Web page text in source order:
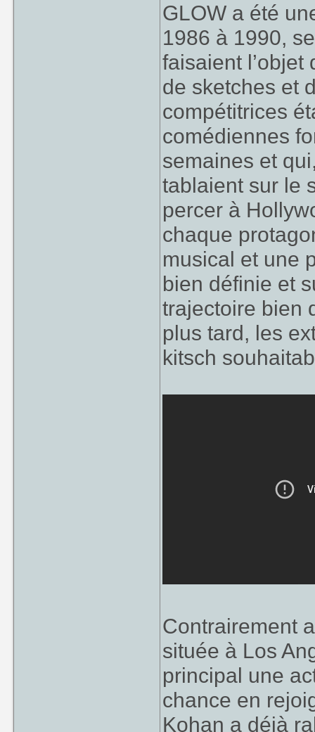
GLOW a été
1986 à 1990,
faisaient l’objet
de sketches et
compétitrices
comédiennes
semaines et
tablaient sur le
percer à
chaque
musical et une
bien définie et
trajectoire bien
plus tard, les
kitsch
Contrairement
située à Los
principal une
chance en
Kohan a déjà